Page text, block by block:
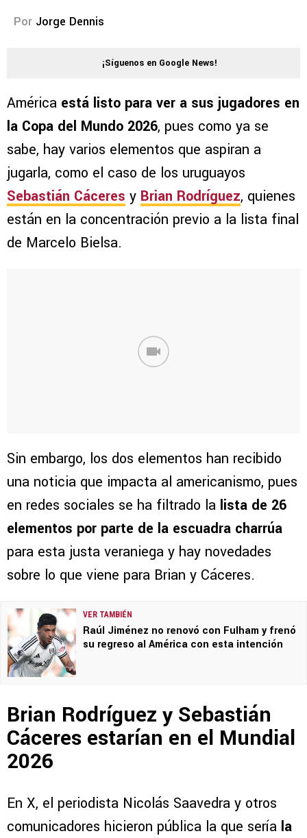
Por Jorge Dennis
¡Síguenos en Google News!
América está listo para ver a sus jugadores en
la Copa del Mundo 2026, pues como ya se
sabe, hay varios elementos que aspiran a
jugarla, como el caso de los uruguayos
Sebastián Cáceres y Brian Rodríguez, quienes
están en la concentración previo a la lista final
de Marcelo Bielsa.
Sin embargo, los dos elementos han recibido
una noticia que impacta al americanismo, pues
en redes sociales se ha filtrado la lista de 26
elementos por parte de la escuadra charrúa
para esta justa veraniega y hay novedades
sobre lo que viene para Brian y Cáceres.
VER TAMBIÉN
Raúl Jiménez no renovó con Fulham y frenó
su regreso al América con esta intención
Brian Rodríguez y Sebastián
Cáceres estarían en el Mundial
2026
En X, el periodista Nicolás Saavedra y otros
comunicadores hicieron pública la que sería la